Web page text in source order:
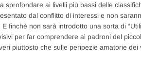
sprofondare ai livelli più bassi delle
dal conflitto di interessi e non
finchè non sarà introdotto una sorta di
per far comprendere ai padroni del
piuttosto che sulle peripezie amatorie dei